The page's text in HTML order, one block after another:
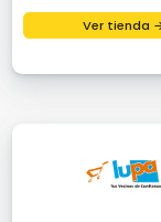
Ver tienda